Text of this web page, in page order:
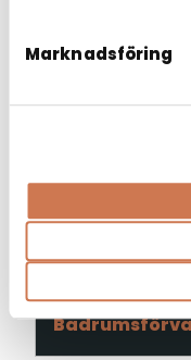
Marknadsföring
HYLLA LOOTA